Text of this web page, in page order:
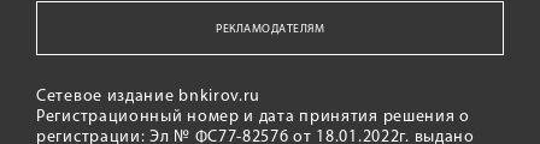
РЕКЛАМОДАТЕЛЯМ
Сетевое издание bnkirov.ru
Регистрационный номер и дата принятия решения о
регистрации: Эл № ФС77-82576 от 18.01.2022г. выдано